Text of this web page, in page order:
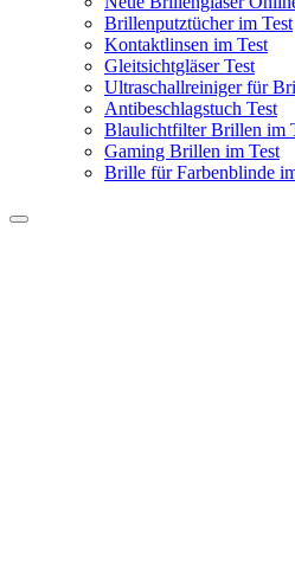
Brillenputztücher im Test
Kontaktlinsen im Test
Gleitsichtgläser Test
Ultraschallreiniger für
Antibeschlagstuch Test
Blaulichtfilter Brillen im
Gaming Brillen im Test
Brille für Farbenblinde